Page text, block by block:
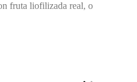
fruta liofilizada real, o